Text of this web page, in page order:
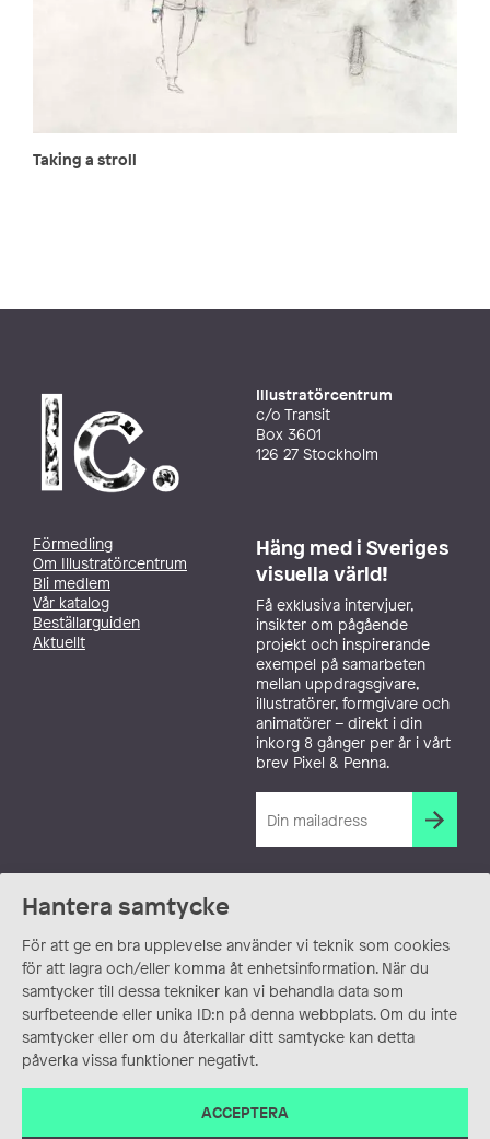
Hantera samtycke
För att ge en bra upplevelse använder vi teknik som cookies
för att lagra och/eller komma åt enhetsinformation. När du
samtycker till dessa tekniker kan vi behandla data som
surfbeteende eller unika ID:n på denna webbplats. Om du inte
samtycker eller om du återkallar ditt samtycke kan detta
påverka vissa funktioner negativt.
ACCEPTERA
Taking a stroll
Illustratörcentrum
c/o Transit
Box 3601
126 27 Stockholm
Förmedling
Om Illustratörcentrum
Bli medlem
Vår katalog
Beställarguiden
Aktuellt
Häng med i Sveriges
visuella värld!
Få exklusiva intervjuer,
insikter om pågående
projekt och inspirerande
exempel på samarbeten
mellan uppdragsgivare,
illustratörer, formgivare och
animatörer – direkt i din
inkorg 8 gånger per år i vårt
brev Pixel & Penna.